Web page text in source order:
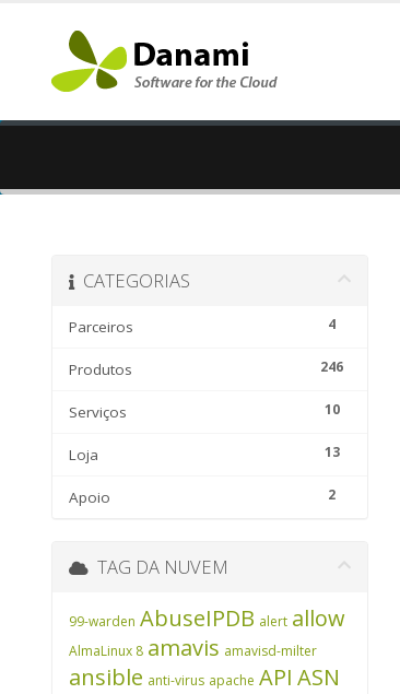
CATEGORIAS
4
Parceiros
246
Produtos
10
Serviços
13
Loja
2
Apoio
TAG DA NUVEM
99-warden AbuseIPDB alert allow
AlmaLinux 8 amavis amavisd-milter
ansible anti-virus apache API ASN